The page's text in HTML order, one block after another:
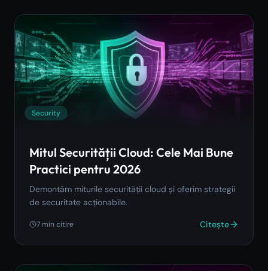
Security
Mitul Securității Cloud: Cele Mai Bune
Practici pentru 2026
Demontăm miturile securității cloud și oferim strategii
de securitate acționabile.
7 min citire Citește